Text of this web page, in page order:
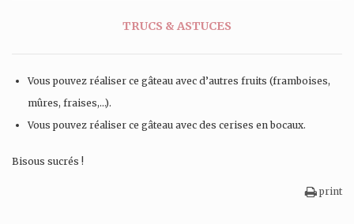
TRUCS & ASTUCES
Vous pouvez réaliser ce gâteau avec d’autres fruits (framboises,
mûres, fraises,…).
Vous pouvez réaliser ce gâteau avec des cerises en bocaux.
Bisous sucrés !
print